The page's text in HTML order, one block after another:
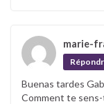
marie-
Buenas tardes
Comment te